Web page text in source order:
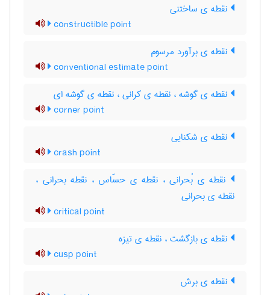
نقطه ی ساختنی
constructible point
نقطه ی برآورد مرسوم
conventional estimate point
نقطه ی گوشه ، نقطه ی کرانی ، نقطه ی گوشه ای
corner point
نقطه ی شکنایی
crash point
نقطه ی بُحرانی ، نقطه ی حسّاس ، نقطه بحرانی ،
نقطه ی بحرانی
critical point
نقطه ی بازگشت ، نقطه ی تیزه
cusp point
نقطه ی برش